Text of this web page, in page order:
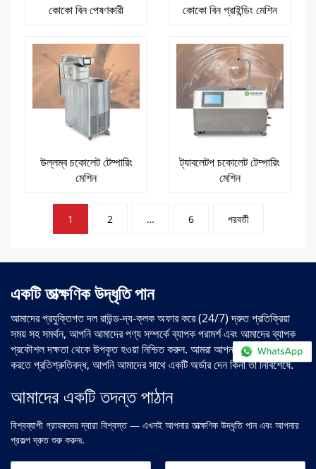
কোকো বিন পেষণকারী কোকো বিন গ্রাইন্ডিং মেশিন
উল্লম্ব চকোলেট টেম্পারিং
মেশিন
ট্যাবলেটপ চকোলেট টেম্পারিং
মেশিন
1 2 … 6 পরবর্তী
একটি তাত্ক্ষণিক উদ্ধৃতি পান
আমাদের প্রযুক্তিগত দল রাউন্ড-দ্য-ক্লক অফার করে (24/7) দ্রুত প্রতিক্রিয়া
সময় সহ সমর্থন, আপনি আমাদের পণ্য সম্পর্কে ব্যাপক পরামর্শ এবং আমাদের ব্যাপক
প্রকৌশল দক্ষতা থেকে উপকৃত হওয়া নিশ্চিত করুন. আমরা আপনার ব্যবসা সমর্থন
করতে প্রতিশ্রুতিবদ্ধ, আপনি আমাদের সাথে একটি অর্ডার দেন কিনা তা নির্বিশেষে.
আমাদের একটি তদন্ত পাঠান
বিশ্বব্যাপী গ্রাহকদের দ্বারা বিশ্বস্ত — এখনই আপনার তাত্ক্ষণিক উদ্ধৃতি পান এবং আপনার
প্রকল্প দ্রুত শুরু করুন৷.